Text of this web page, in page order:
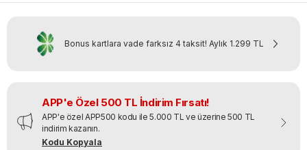
Bonus kartlara vade farksız 4 taksit! Aylık 1.299 TL
APP'e Özel 500 TL İndirim Fırsatı!
APP'e özel APP500 kodu ile 5.000 TL ve üzerine 500 TL
indirim kazanın.
Kodu Kopyala